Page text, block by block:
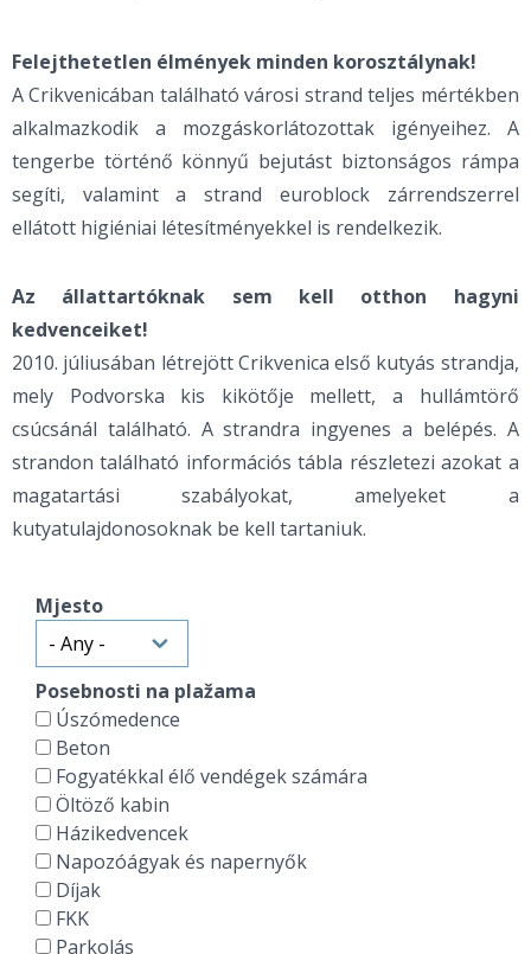
Felejthetetlen élmények minden korosztálynak!
A Crikvenicában található városi strand teljes mértékben
alkalmazkodik a mozgáskorlátozottak igényeihez. A
tengerbe történő könnyű bejutást biztonságos rámpa
segíti, valamint a strand euroblock zárrendszerrel
ellátott higiéniai létesítményekkel is rendelkezik.
Az állattartóknak sem kell otthon hagyni
kedvenceiket!
2010. júliusában létrejött Crikvenica első kutyás strandja,
mely Podvorska kis kikötője mellett, a hullámtörő
csúcsánál található. A strandra ingyenes a belépés. A
strandon található információs tábla részletezi azokat a
magatartási szabályokat, amelyeket a
kutyatulajdonosoknak be kell tartaniuk.
Mjesto
Posebnosti na plažama
Úszómedence
Beton
Fogyatékkal élő vendégek számára
Öltöző kabin
Házikedvencek
Napozóágyak és napernyők
Díjak
FKK
Parkolás